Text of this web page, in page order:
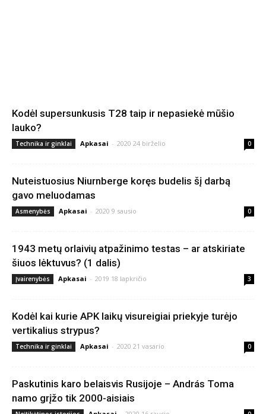
Kodėl supersunkusis T28 taip ir nepasiekė mūšio
lauko?
Technika ir ginklai Apkasai - 2020 24 birželio 0
Nuteistuosius Niurnberge koręs budelis šį darbą
gavo meluodamas
Asmenybės Apkasai - 2020 9 sausio 0
1943 metų orlaivių atpažinimo testas – ar atskiriate
šiuos lėktuvus? (1 dalis)
Įvairenybės Apkasai - 2019 18 lapkričio 3
Kodėl kai kurie APK laikų visureigiai priekyje turėjo
vertikalius strypus?
Technika ir ginklai Apkasai - 2020 21 vasario 0
Paskutinis karo belaisvis Rusijoje – András Toma
namo grįžo tik 2000-aisiais